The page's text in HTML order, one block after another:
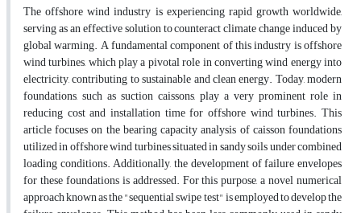
The offshore wind industry is experiencing rapid growth worldwide,
serving as an effective solution to counteract climate change induced by
global warming. A fundamental component of this industry is offshore
wind turbines, which play a pivotal role in converting wind energy into
electricity, contributing to sustainable and clean energy. Today, modern
foundations, such as suction caissons, play a very prominent role in
reducing cost and installation time for offshore wind turbines. This
article focuses on the bearing capacity analysis of caisson foundations
utilized in offshore wind turbines situated in sandy soils under combined
loading conditions. Additionally, the development of failure envelopes
for these foundations is addressed. For this purpose, a novel numerical
approach known as the "sequential swipe test" is employed to develop the